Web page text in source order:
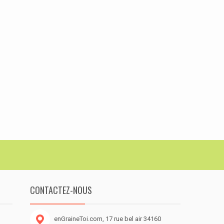
CONTACTEZ-NOUS
enGraineToi.com, 17 rue bel air 34160